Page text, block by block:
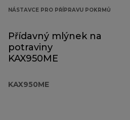
NÁSTAVCE PRO PŘÍPRAVU POKRMŮ
Přídavný mlýnek na
potraviny
KAX950ME
KAX950ME